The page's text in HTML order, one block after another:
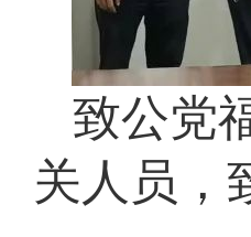
致公党
关人员，